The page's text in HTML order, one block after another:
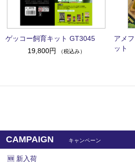
ゲッコー飼育キット GT3045
19,800円
（税込み）
アメ
ット
CAMPAIGN キャンペーン
🆕 新入荷